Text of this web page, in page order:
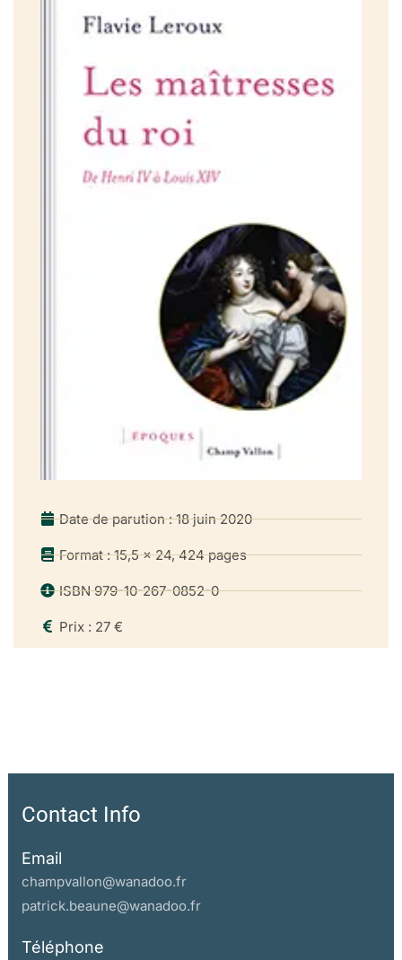
Date de parution : 18 juin 2020
Format : 15,5 x 24, 424 pages
ISBN 979-10-267-0852-0
Prix : 27 €
Contact Info
Email
champvallon@wanadoo.fr
patrick.beaune@wanadoo.fr
Téléphone